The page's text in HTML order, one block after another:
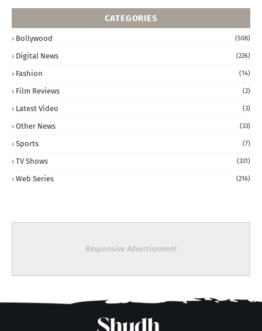
CATEGORIES
Bollywood (508)
Digital News (226)
Fashion (14)
Film Reviews (2)
Latest Video (3)
Other News (33)
Sports (7)
TV Shows (331)
Web Series (216)
Responsive Advertisement